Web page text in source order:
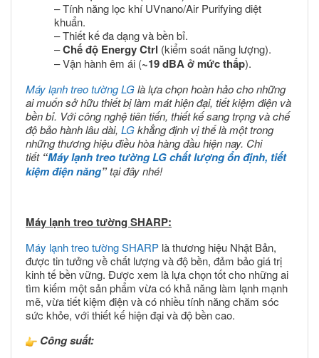
– Tính năng lọc khí UVnano/Air Purifying diệt
khuẩn.
– Thiết kế đa dạng và bền bỉ.
–Chế độ Energy Ctrl (kiểm soát năng lượng).
– Vận hành êm ái (~19 dBA ở mức thấp).
Máy lạnh treo tường LGlà lựa chọn hoàn hảo cho những
ai muốn sở hữu thiết bị làm mát hiện đại, tiết kiệm điện và
bền bỉ. Với công nghệ tiên tiến, thiết kế sang trọng và chế
độ bảo hành lâu dài, LGkhẳng định vị thế là một trong
những thương hiệu điều hòa hàng đầu hiện nay. Chi
tiết “Máy lạnh treo tường LG chất lượng ổn định, tiết
kiệm điện năng”tại đây nhé!
Máy lạnh treo tường SHARP:
Máy lạnh treo tường SHARP là thương hiệu Nhật Bản,
được tin tưởng về chất lượng và độ bền, đảm bảo giá trị
kinh tế bền vững. Được xem là lựa chọn tốt cho những ai
tìm kiếm một sản phẩm vừa có khả năng làm lạnh mạnh
mẽ, vừa tiết kiệm điện và có nhiều tính năng chăm sóc
sức khỏe, với thiết kế hiện đại và độ bền cao.
Công suất: